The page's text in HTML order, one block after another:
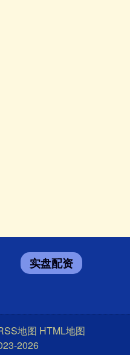
实盘配资
地图 HTML地图
2026